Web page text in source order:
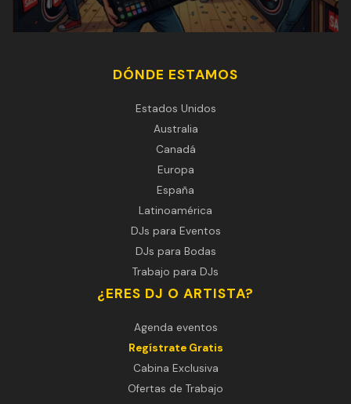
DÓNDE ESTAMOS
Estados Unidos
Australia
Canadá
Europa
España
Latinoamérica
DJs para Eventos
DJs para Bodas
Trabajo para DJs
¿ERES DJ O ARTISTA?
Agenda eventos
Regístrate Gratis
Cabina Exclusiva
Ofertas de Trabajo